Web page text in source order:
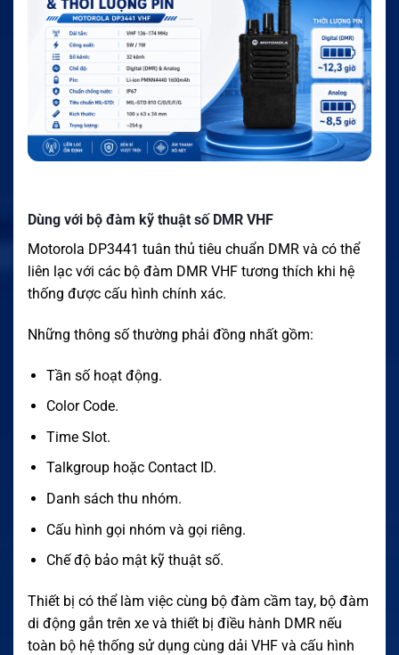
Dùng với bộ đàm kỹ thuật số DMR VHF
Motorola DP3441 tuân thủ tiêu chuẩn DMR và có thể
liên lạc với các bộ đàm DMR VHF tương thích khi hệ
thống được cấu hình chính xác.
Những thông số thường phải đồng nhất gồm:
Tần số hoạt động.
Color Code.
Time Slot.
Talkgroup hoặc Contact ID.
Danh sách thu nhóm.
Cấu hình gọi nhóm và gọi riêng.
Chế độ bảo mật kỹ thuật số.
Thiết bị có thể làm việc cùng bộ đàm cầm tay, bộ đàm
di động gắn trên xe và thiết bị điều hành DMR nếu
toàn bộ hệ thống sử dụng cùng dải VHF và cấu hình